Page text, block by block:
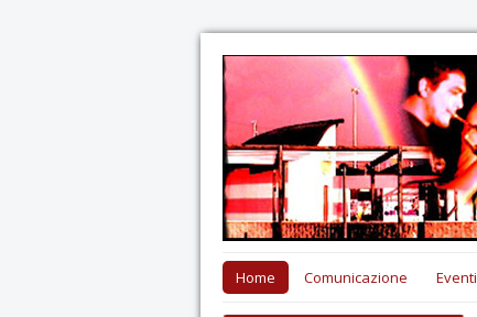
Home Comunicazione Eventi